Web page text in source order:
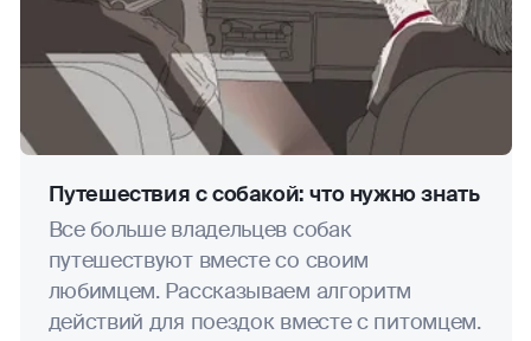
прыжки на лыжах с трамплина
поездки (на мопедах, мотоциклах.
мотороллерах, квадроциклах,
снегоходах, скутерах, мотобайках)
паркур
пейнтбол
Путешествия с собакой: что нужно знать
Все больше владельцев собак
путешествуют вместе со своим
любимцем. Рассказываем алгоритм
действий для поездок вместе с питомцем.